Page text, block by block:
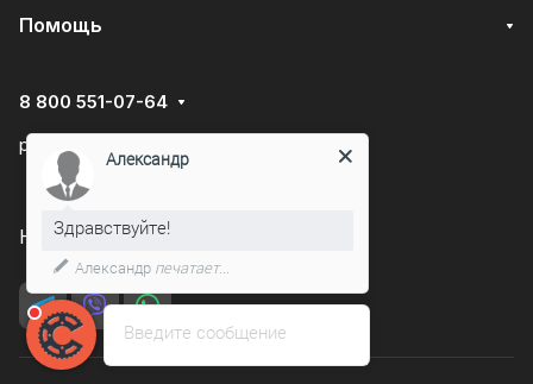
Помощь
8 800 551-07-64
podarovdr@specautotrade.pro
Нижний Новгород, Чаадаева д.10к
Введите сообщение
Александр
Здравствуйте!
Александр печатает...